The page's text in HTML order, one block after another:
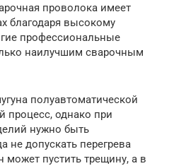
проволока имеет
благодаря высокому
профессиональные
наилучшим сварочным
полуавтоматической
процесс, однако при
нужно быть
не допускать перегрева
может пустить трещину, а в